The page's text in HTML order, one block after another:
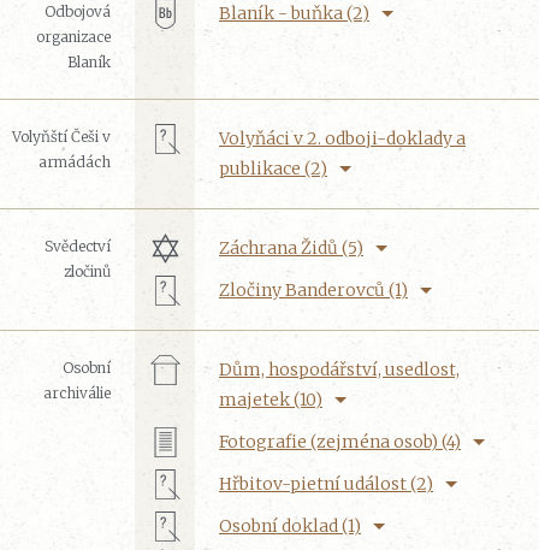
Odbojová
organizace
Blaník
Blaník - buňka (2)
Volyňští Češi v
armádách
Volyňáci v 2. odboji-doklady a
publikace (2)
Svědectví
zločinů
Záchrana Židů (5)
Zločiny Banderovců (1)
Osobní
archiválie
Dům, hospodářství, usedlost,
majetek (10)
Fotografie (zejména osob) (4)
Hřbitov-pietní událost (2)
Osobní doklad (1)